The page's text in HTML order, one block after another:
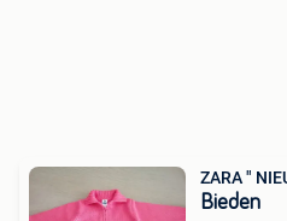
ZARA "
Bieden